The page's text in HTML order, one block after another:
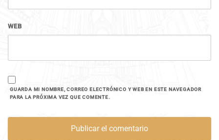
WEB
GUARDA MI NOMBRE, CORREO ELECTRÓNICO Y WEB EN ESTE NAVEGADOR
PARA LA PRÓXIMA VEZ QUE COMENTE.